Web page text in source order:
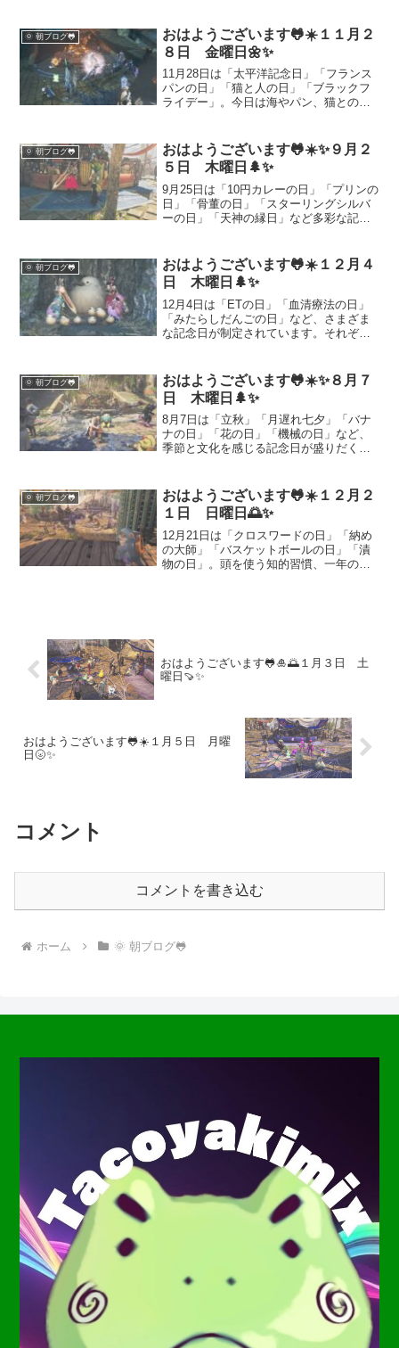
す。
🌞 朝ブログ🐸
おはようございます🐸☀️１１月２
８日 金曜日🌼✨
11月28日は「太平洋記念日」「フランス
パンの日」「猫と人の日」「ブラックフ
ライデー」。今日は海やパン、猫との関
イライトも交えて、今日を少し豊かにす
る豆知識と実践アイデアをまとめまし
た。
🌞 朝ブログ🐸
おはようございます🐸☀️✨９月２
５日 木曜日🌲✨
9月25日は「10円カレーの日」「プリンの
日」「骨董の日」「スターリングシルバ
ーの日」「天神の縁日」など多彩な記念
ー・テレキャスターの魅力についてもた
っぷり紹介します。
🌞 朝ブログ🐸
おはようございます🐸☀️１２月４
日 木曜日🌲✨
12月4日は「ETの日」「血清療法の日」
「みたらしだんごの日」など、さまざま
な記念日が制定されています。それぞれ
つ小ネタもまとめました。季節を感じる
行事や記念日をチェックして、今日も楽
しく過ごしましょう！
🌞 朝ブログ🐸
おはようございます🐸☀️✨８月７
日 木曜日🌲✨
8月7日は「立秋」「月遅れ七夕」「バナ
ナの日」「花の日」「機械の日」など、
季節と文化を感じる記念日が盛りだくさ
彩る花火や花やしきの話題もお届け。今
日はそんな「8月7日」に関する話題をた
っぷりとお届けします。
🌞 朝ブログ🐸
おはようございます🐸☀️１２月２
１日 日曜日🌅✨
12月21日は「クロスワードの日」「納め
の大師」「バスケットボールの日」「漬
物の日」。頭を使う知的習慣、一年の厄
おはようございます🐸🎍🌅１月３日 土
曜日🍠✨
おはようございます🐸☀️１月５日 月曜
日🌝✨
コメント
コメントを書き込む
ホーム 🌞 朝ブログ🐸